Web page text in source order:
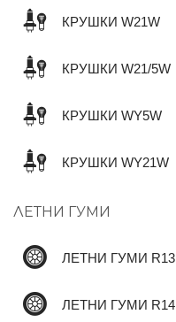
КРУШКИ W21W
КРУШКИ W21/5W
КРУШКИ WY5W
КРУШКИ WY21W
ЛЕТНИ ГУМИ
ЛЕТНИ ГУМИ R13
ЛЕТНИ ГУМИ R14